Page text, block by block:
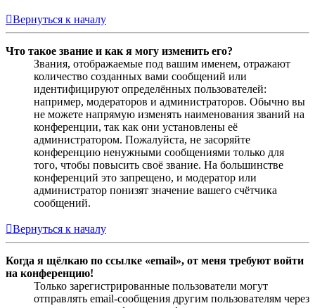
Вернуться к началу
Что такое звание и как я могу изменить его?
Звания, отображаемые под вашим именем, отражают
количество созданных вами сообщений или
идентифицируют определённых пользователей:
например, модераторов и администраторов. Обычно вы
не можете напрямую изменять наименования званий на
конференции, так как они установлены её
администратором. Пожалуйста, не засоряйте
конференцию ненужными сообщениями только для
того, чтобы повысить своё звание. На большинстве
конференций это запрещено, и модератор или
администратор понизят значение вашего счётчика
сообщений.
Вернуться к началу
Когда я щёлкаю по ссылке «email», от меня требуют войти
на конференцию!
Только зарегистрированные пользователи могут
отправлять email-сообщения другим пользователям через